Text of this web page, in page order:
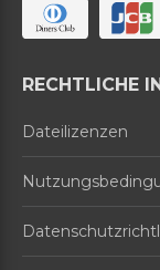
RECHTLICHE
Dateilizenzen